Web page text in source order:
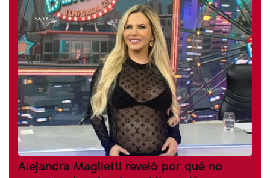
Alejandra Maglietti reveló por qué no